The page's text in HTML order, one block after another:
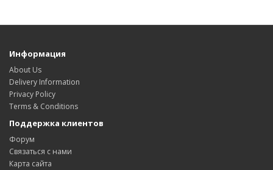
Информация
About Us
Delivery Information
Privacy Policy
Terms & Conditions
Поддержка клиентов
Форум
Связаться с нами
Карта сайта